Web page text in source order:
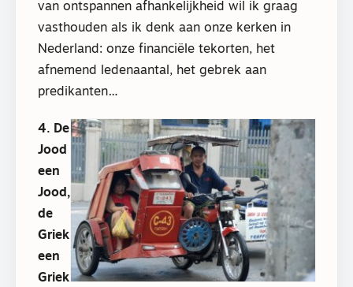
van ontspannen afhankelijkheid wil ik graag
vasthouden als ik denk aan onze kerken in
Nederland: onze financiële tekorten, het
afnemend ledenaantal, het gebrek aan
predikanten…
4. De
Jood
een
Jood,
de
Griek
een
Griek